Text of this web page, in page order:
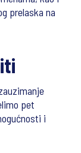
prelaska na
pet
i